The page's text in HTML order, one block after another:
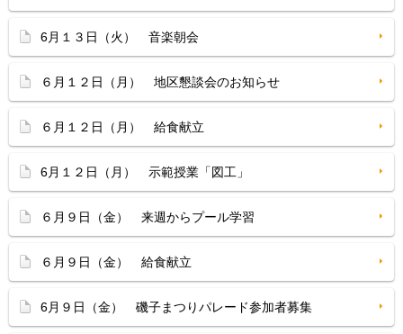
6月１３日（火） 音楽朝会
６月１２日（月） 地区懇談会のお知らせ
６月１２日（月） 給食献立
6月１２日（月） 示範授業「図工」
６月９日（金） 来週からプール学習
６月９日（金） 給食献立
6月９日（金） 磯子まつりパレード参加者募集